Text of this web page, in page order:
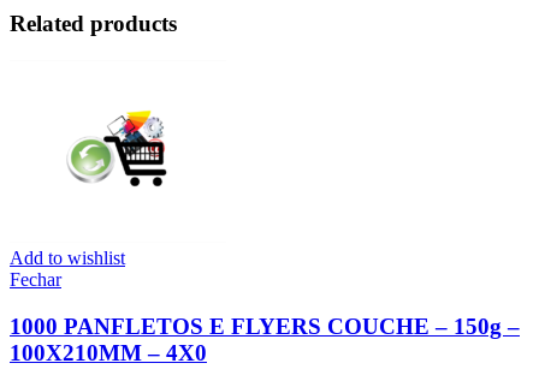
Related products
Add to wishlist
Fechar
1000 PANFLETOS E FLYERS COUCHE – 150g –
100X210MM – 4X0